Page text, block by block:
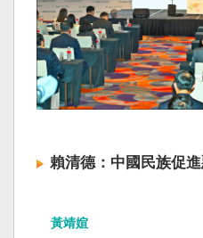
賴清德：中國民族促
黃靖媗